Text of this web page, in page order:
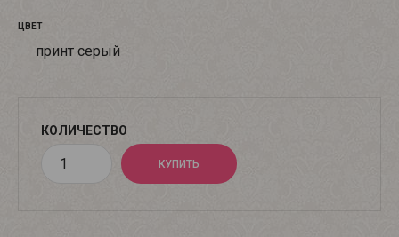
ЦВЕТ
принт серый
КОЛИЧЕСТВО